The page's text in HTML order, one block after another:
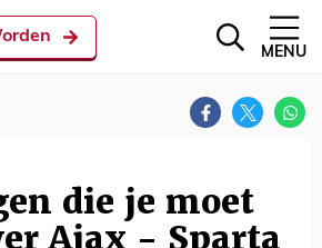
MENU
die je moet
Ajax - Sparta